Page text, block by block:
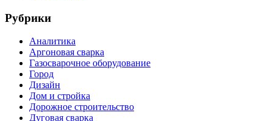
Рубрики
Аналитика
Аргоновая сварка
Газосварочное оборудование
Город
Дизайн
Дом и стройка
Дорожное строительство
Дуговая сварка